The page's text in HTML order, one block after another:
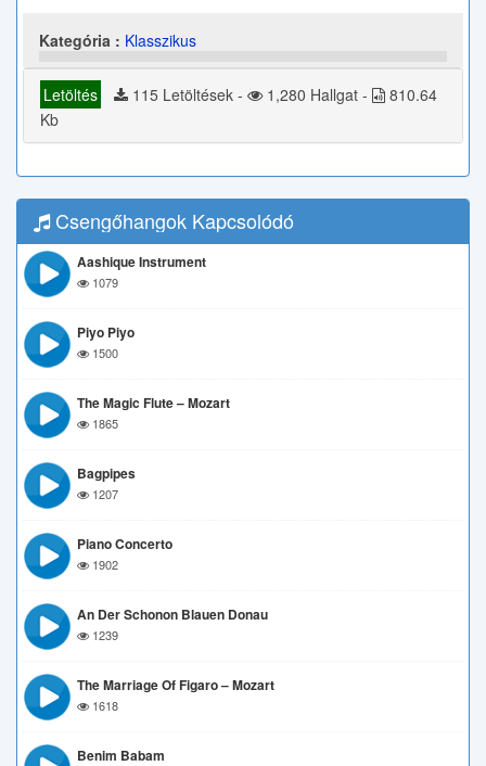
Kategória : Klasszikus
Letöltés 115 Letöltések - 1,280 Hallgat -
810.64
Kb
Csengőhangok Kapcsolódó
Aashique Instrument
1079
Piyo Piyo
1500
The Magic Flute – Mozart
1865
Bagpipes
1207
Piano Concerto
1902
An Der Schonon Blauen Donau
1239
The Marriage Of Figaro – Mozart
1618
Benim Babam